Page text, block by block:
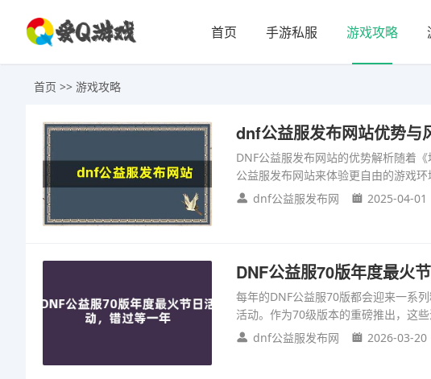
首页 手游私服 游戏攻略
首页 >> 游戏攻略
dnf公益服发布网站优势与
DNF公益服发布网站的优势解析随着
公益服发布网站来体验更自由的游戏
dnf公益服发布网
2025-04-01
DNF公益服70版年度最火
每年的DNF公益服70版都会迎来一系
活动。作为70级版本的重磅推出，这
dnf公益服发布网
2026-03-20